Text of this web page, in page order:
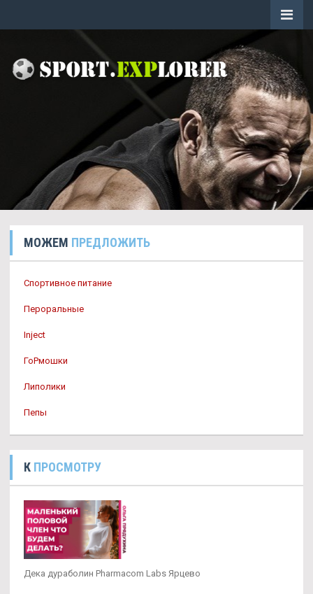
МОЖЕМ ПРЕДЛОЖИТЬ
Спортивное питание
Пероральные
Inject
ГоРмошки
Липолики
Пепы
К ПРОСМОТРУ
Дека дураболин Pharmacom Labs Ярцево